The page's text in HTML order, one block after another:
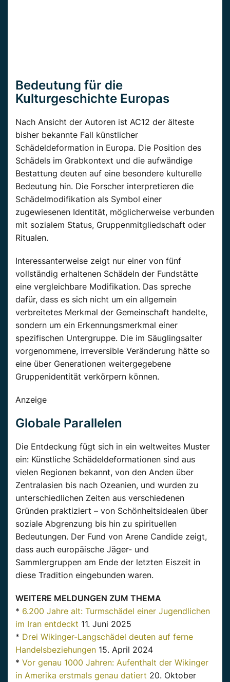
Bedeutung für die
Kulturgeschichte Europas
Nach Ansicht der Autoren ist AC12 der älteste
bisher bekannte Fall künstlicher
Schädeldeformation in Europa. Die Position des
Schädels im Grabkontext und die aufwändige
Bestattung deuten auf eine besondere kulturelle
Bedeutung hin. Die Forscher interpretieren die
Schädelmodifikation als Symbol einer
zugewiesenen Identität, möglicherweise verbunden
mit sozialem Status, Gruppenmitgliedschaft oder
Ritualen.
Interessanterweise zeigt nur einer von fünf
vollständig erhaltenen Schädeln der Fundstätte
eine vergleichbare Modifikation. Das spreche
dafür, dass es sich nicht um ein allgemein
verbreitetes Merkmal der Gemeinschaft handelte,
sondern um ein Erkennungsmerkmal einer
spezifischen Untergruppe. Die im Säuglingsalter
vorgenommene, irreversible Veränderung hätte so
eine über Generationen weitergegebene
Gruppenidentität verkörpern können.
Anzeige
Globale Parallelen
Die Entdeckung fügt sich in ein weltweites Muster
ein: Künstliche Schädeldeformationen sind aus
vielen Regionen bekannt, von den Anden über
Zentralasien bis nach Ozeanien, und wurden zu
unterschiedlichen Zeiten aus verschiedenen
Gründen praktiziert – von Schönheitsidealen über
soziale Abgrenzung bis hin zu spirituellen
Bedeutungen. Der Fund von Arene Candide zeigt,
dass auch europäische Jäger- und
Sammlergruppen am Ende der letzten Eiszeit in
diese Tradition eingebunden waren.
WEITERE MELDUNGEN ZUM THEMA
* 6.200 Jahre alt: Turmschädel einer Jugendlichen
im Iran entdeckt 11. Juni 2025
* Drei Wikinger-Langschädel deuten auf ferne
Handelsbeziehungen 15. April 2024
* Vor genau 1000 Jahren: Aufenthalt der Wikinger
in Amerika erstmals genau datiert 20. Oktober